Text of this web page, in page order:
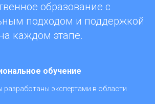
образование с
подходом и поддержкой
каждом этапе.
обучение
разработаны экспертами в области